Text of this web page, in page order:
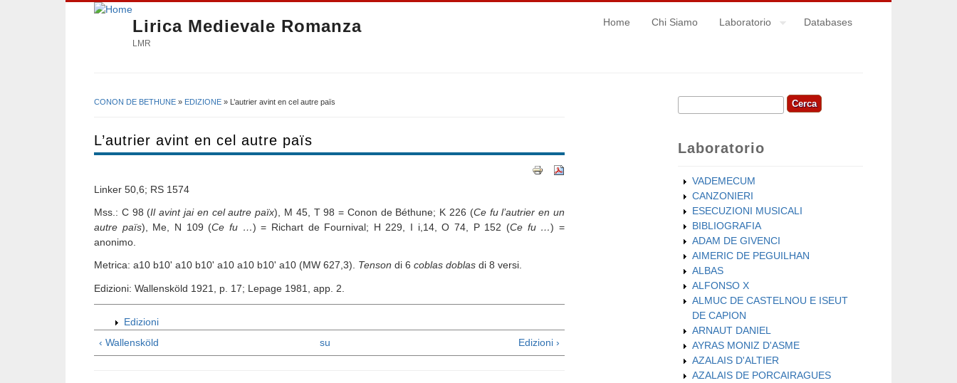
Lirica Medievale Romanza
LMR
Home Chi Siamo Laboratorio Databases
CONON DE BETHUNE » EDIZIONE » L’autrier avint en cel autre païs
L’autrier avint en cel autre païs
Linker 50,6; RS 1574
Mss.: C 98 (Il avint jai en cel autre païx), M 45, T 98 = Conon de Béthune; K 226 (Ce fu l’autrier en un
autre païs), Me, N 109 (Ce fu …) = Richart de Fournival; H 229, I i,14, O 74, P 152 (Ce fu …) =
anonimo.
Metrica: a10 b10' a10 b10' a10 a10 b10' a10 (MW 627,3). Tenson di 6 coblas doblas di 8 versi.
Edizioni: Wallensköld 1921, p. 17; Lepage 1981, app. 2.
Edizioni
‹ Wallensköld
su Edizioni ›
Form di ricerca
Cerca
Laboratorio
VADEMECUM
CANZONIERI
ESECUZIONI MUSICALI
BIBLIOGRAFIA
ADAM DE GIVENCI
AIMERIC DE PEGUILHAN
ALBAS
ALFONSO X
ALMUC DE CASTELNOU E ISEUT
DE CAPION
ARNAUT DANIEL
AYRAS MONIZ D'ASME
AZALAIS D'ALTIER
AZALAIS DE PORCAIRAGUES